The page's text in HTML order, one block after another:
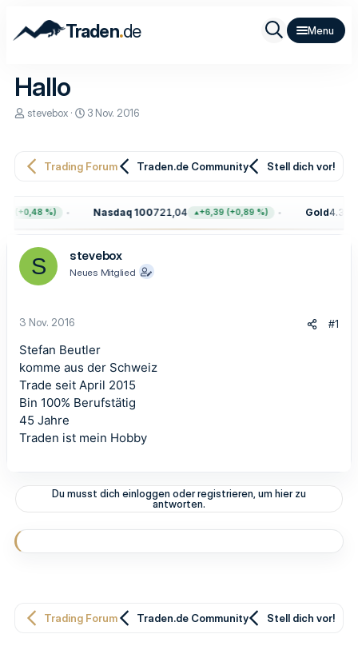
Traden.de
Hallo
E
e
r
stevebox
E
e
m
3 Nov. 2016
Trading Forum Traden.de Community Stell dich vor!
(+0,48 %) Nasdaq 100721,04 +6,39 (+0,89 %) Gold
S stevebox
Neues Mitglied
3 Nov. 2016 #1
Stefan Beutler
komme aus der Schweiz
Trade seit April 2015
Bin 100% Berufstätig
45 Jahre
Traden ist mein Hobby
Du musst dich einloggen oder registrieren, um hier zu
antworten.
Trading Forum Traden.de Community Stell dich vor!